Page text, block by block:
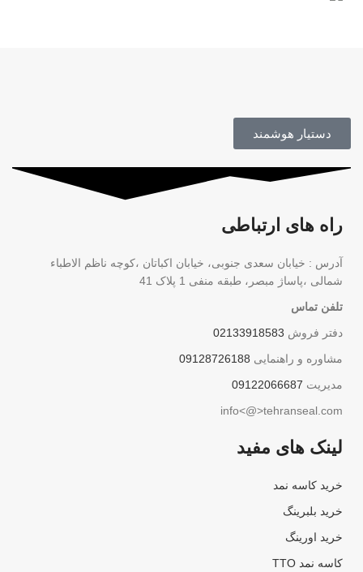
دستیار هوشمند
راه های ارتباطی
آدرس : خیابان سعدی جنوبی، خیابان اکباتان ،کوچه ناظم الاطباء
شمالی ،پاساژ مبصر، طبقه منفی 1 پلاک 41
تلفن تماس
دفتر فروش 02133918583
مشاوره و راهنمایی 09128726188
مدیریت 09122066687
info<@>tehranseal.com
لینک های مفید
خرید کاسه نمد
خرید بلبرینگ
خرید اورینگ
کاسه نمد TTO